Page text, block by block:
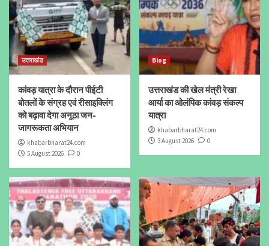
उत्तराखंड
कांवड़ यात्रा के दौरान पीईटी
बोतलों के संग्रह एवं रीसाइक्लिंग
को बढ़ावा देगा अनूठा जन-
जागरूकता अभियान
khabarbharat24.com
5 August 2026
0
Blog
उत्तराखंड की खेल मंत्री रेखा
आर्या का ओलंपिक कांवड़ संकल्प
यात्रा
khabarbharat24.com
3 August 2026
0